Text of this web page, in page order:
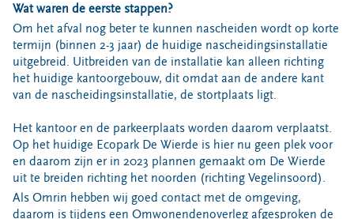
Wat waren de eerste stappen?
Om het afval nog beter te kunnen nascheiden wordt op korte
termijn (binnen 2-3 jaar) de huidige nascheidingsinstallatie
uitgebreid. Uitbreiden van de installatie kan alleen richting
het huidige kantoorgebouw, dit omdat aan de andere kant
van de nascheidingsinstallatie, de stortplaats ligt.
Het kantoor en de parkeerplaats worden daarom verplaatst.
Op het huidige Ecopark De Wierde is hier nu geen plek voor
en daarom zijn er in 2023 plannen gemaakt om De Wierde
uit te breiden richting het noorden (richting Vegelinsoord).
Als Omrin hebben wij goed contact met de omgeving,
daarom is tijdens een Omwonendenoverleg afgesproken de